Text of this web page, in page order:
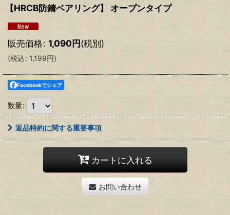
【HRCB防錆ベアリング】 オープンタイプ
販売価格: 1,090円(税別)
(税込: 1,199円)
Facebookでシェア
数量:
返品特約に関する重要事項
カートに入れる
お問い合わせ